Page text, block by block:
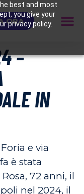
best and most
you give your
privacy policy.
ORA
–
IN
e via
è stata
72 anni, il
nel 2024, il